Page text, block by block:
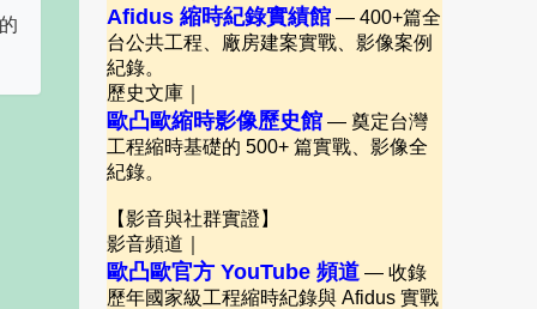
Afidus 縮時紀錄實績館— 400+篇全
台公共工程、廠房建案實戰、影像案例
紀錄。
歷史文庫｜
歐凸歐縮時影像歷史館— 奠定台灣
工程縮時基礎的 500+ 篇實戰、影像全
紀錄。
【影音與社群實證】
影音頻道｜
歐凸歐官方 YouTube 頻道— 收錄
歷年國家級工程縮時紀錄與 Afidus 實戰